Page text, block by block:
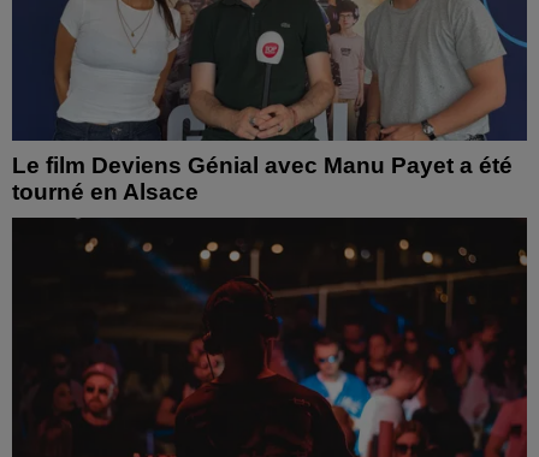
Le film Deviens Génial avec Manu Payet a été
tourné en Alsace